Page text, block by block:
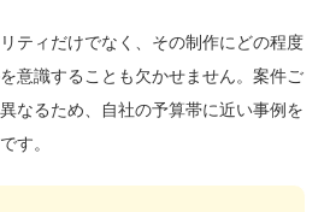
ティだけでなく、その制作にどの程度
意識することも欠かせません。案件ご
なるため、自社の予算帯に近い事例を
す。